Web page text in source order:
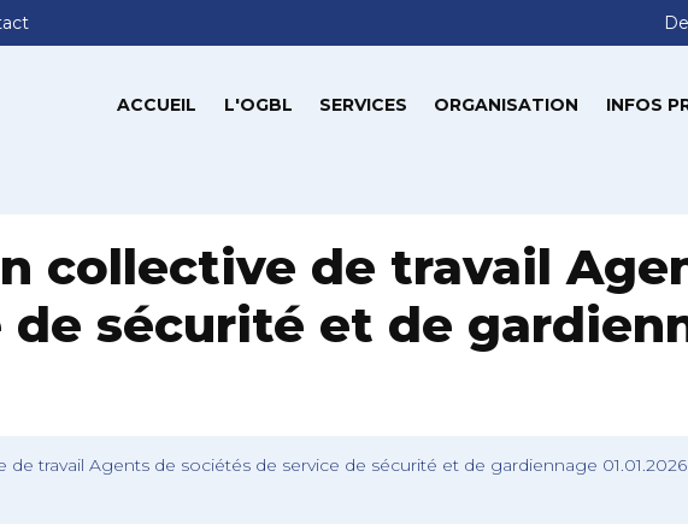
ACCUEIL L'OGBL SERVICES ORGANISATION INFOS
collective de travail
sécurité et de
travail Agents de sociétés de service de sécurité et de gardiennage 01.01.2026